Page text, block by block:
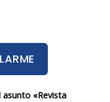
asunto «Revista